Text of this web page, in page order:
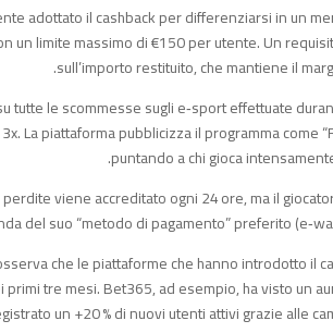
adottato il cashback per differenziarsi in un
un limite massimo di €150 per utente. Un
sull’importo restituito, che mantiene il
tutte le scommesse sugli e‑sport effettuate
La piattaforma pubblicizza il programma come
puntando a chi gioca
viene accreditato ogni 24 ore, ma il
del suo “metodo di pagamento” preferito
che le piattaforme che hanno introdotto il
tre mesi. Bet365, ad esempio, ha visto un
un +20 % di nuovi utenti attivi grazie alle